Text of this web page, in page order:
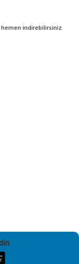
hemen indirebilirsiniz.